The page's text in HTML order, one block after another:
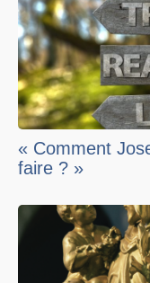
« Comment
faire ? »